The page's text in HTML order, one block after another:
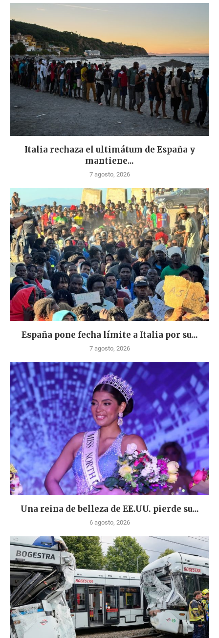
Italia rechaza el ultimátum de España y
mantiene...
7 agosto, 2026
España pone fecha límite a Italia por su...
7 agosto, 2026
Una reina de belleza de EE.UU. pierde su...
6 agosto, 2026